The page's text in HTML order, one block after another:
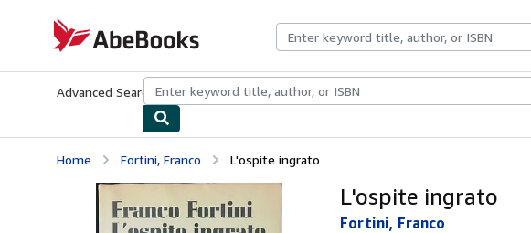
AbeBooks.com
Advanced Search Browse CollectionsRare BooksArt & Collectibles
Home Fortini, Franco L'ospite ingrato
L'ospite ingrato
Fortini, Franco